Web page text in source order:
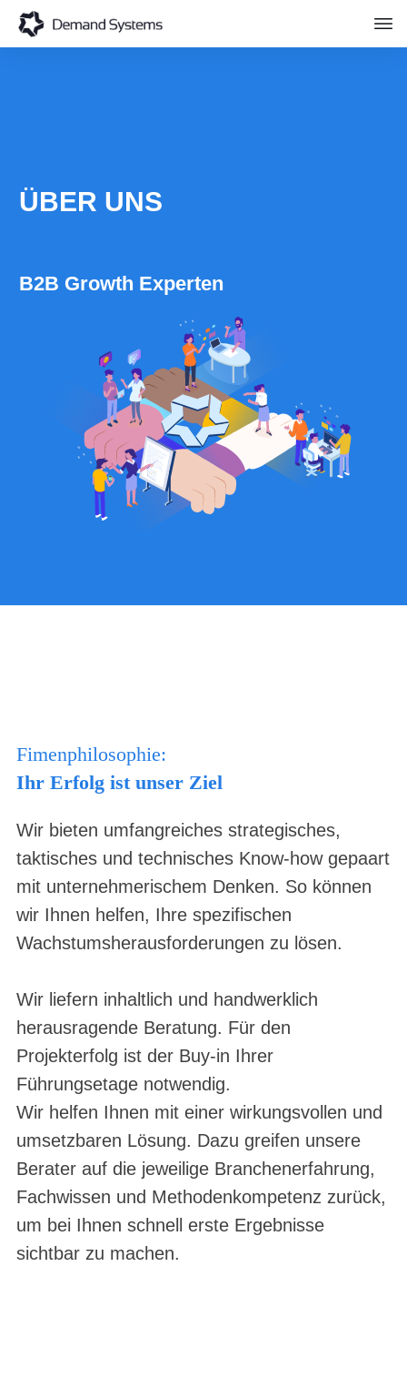
ÜBER UNS
B2B Growth Experten
Fimenphilosophie:
Ihr Erfolg ist unser Ziel
Wir bieten umfangreiches strategisches,
taktisches und technisches Know-how gepaart
mit unternehmerischem Denken. So können
wir Ihnen helfen, Ihre spezifischen
Wachstumsherausforderungen zu lösen.
Wir liefern inhaltlich und handwerklich
herausragende Beratung. Für den
Projekterfolg ist der Buy-in Ihrer
Führungsetage notwendig.
Wir helfen Ihnen mit einer wirkungsvollen und
umsetzbaren Lösung. Dazu greifen unsere
Berater auf die jeweilige Branchenerfahrung,
Fachwissen und Methodenkompetenz zurück,
um bei Ihnen schnell erste Ergebnisse
sichtbar zu machen.